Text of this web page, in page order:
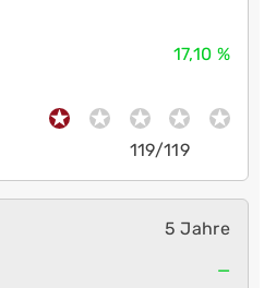
17,10 %
119/119
5 Jahre
—